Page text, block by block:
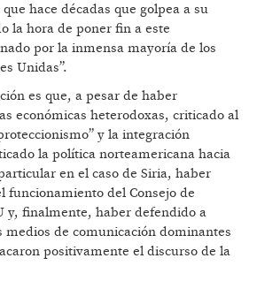
hace décadas que golpea a su
la hora de poner fin a este
por la inmensa mayoría de los
Unidas”.
es que, a pesar de haber
económicas heterodoxas, criticado al
y la integración
la política norteamericana hacia
en el caso de Siria, haber
funcionamiento del Consejo de
y, finalmente, haber defendido a
medios de comunicación dominantes
positivamente el discurso de la